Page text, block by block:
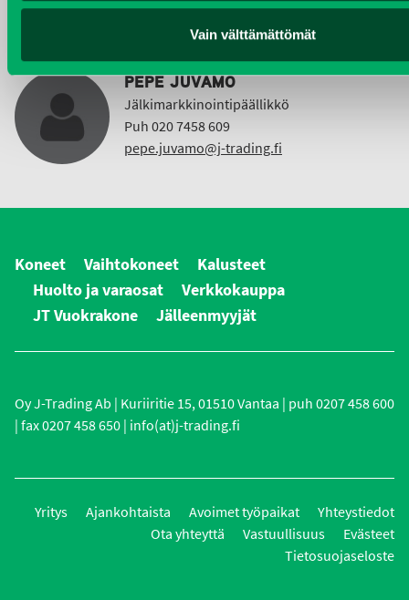
Vain välttämättömät
etunimi.sukunimi@j-trading.fi
PEPE JUVAMO
Jälkimarkkinointipäällikkö
Puh 020 7458 609
pepe.juvamo@j-trading.fi
Koneet Vaihtokoneet
Kalusteet
Huolto ja varaosat
Verkkokauppa
JT Vuokrakone
Jälleenmyyjät
Oy J-Trading Ab | Kuriiritie 15, 01510 Vantaa | puh 0207 458 600
| fax 0207 458 650 | info(at)j-trading.fi
Yritys Ajankohtaista Avoimet työpaikat
Yhteystiedot
Ota yhteyttä
Vastuullisuus
Evästeet
Tietosuojaseloste